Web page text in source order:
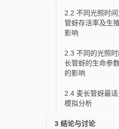
2.2 不同光照时
管蚜存活率及生
影响
2.3 不同的光照
长管蚜的生命参
的影响
2.4 麦长管蚜最适
模拟分析
3 结论与讨论